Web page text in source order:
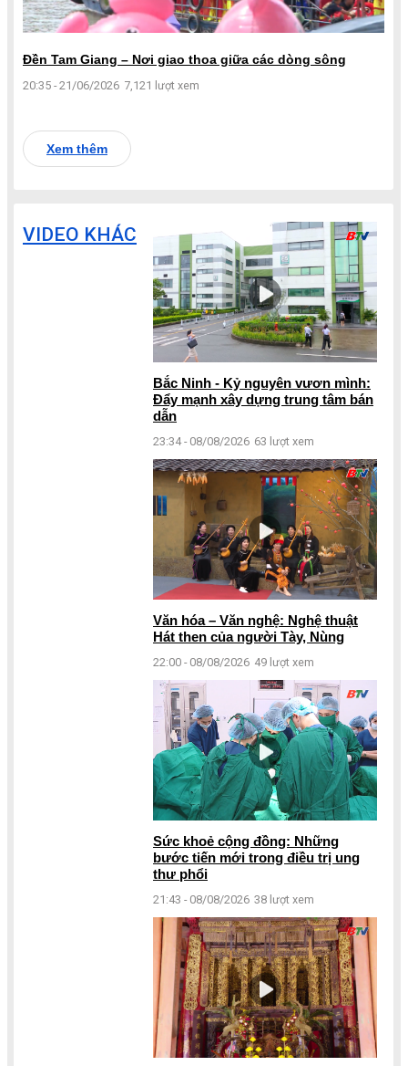
Đền Tam Giang – Nơi giao thoa giữa các dòng sông
20:35 - 21/06/2026 7,121 lượt xem
Xem thêm
VIDEO KHÁC
Bắc Ninh - Kỷ nguyên vươn mình:
Đẩy mạnh xây dựng trung tâm bán
dẫn
23:34 - 08/08/2026 63 lượt xem
Văn hóa – Văn nghệ: Nghệ thuật
Hát then của người Tày, Nùng
22:00 - 08/08/2026 49 lượt xem
Sức khoẻ cộng đồng: Những
bước tiến mới trong điều trị ung
thư phổi
21:43 - 08/08/2026 38 lượt xem